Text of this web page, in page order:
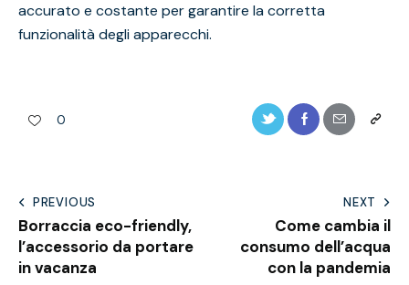
accurato e costante per garantire la corretta
funzionalità degli apparecchi.
0
PREVIOUS
Borraccia eco-friendly,
l’accessorio da portare
in vacanza
NEXT
Come cambia il
consumo dell’acqua
con la pandemia